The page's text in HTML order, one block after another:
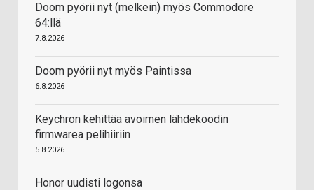
Doom pyörii nyt (melkein) myös Commodore
64:llä
7.8.2026
Doom pyörii nyt myös Paintissa
6.8.2026
Keychron kehittää avoimen lähdekoodin
firmwarea pelihiiriin
5.8.2026
Honor uudisti logonsa